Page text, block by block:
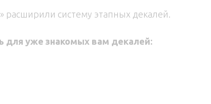
расширили систему этапных декалей.
для уже знакомых вам декалей: